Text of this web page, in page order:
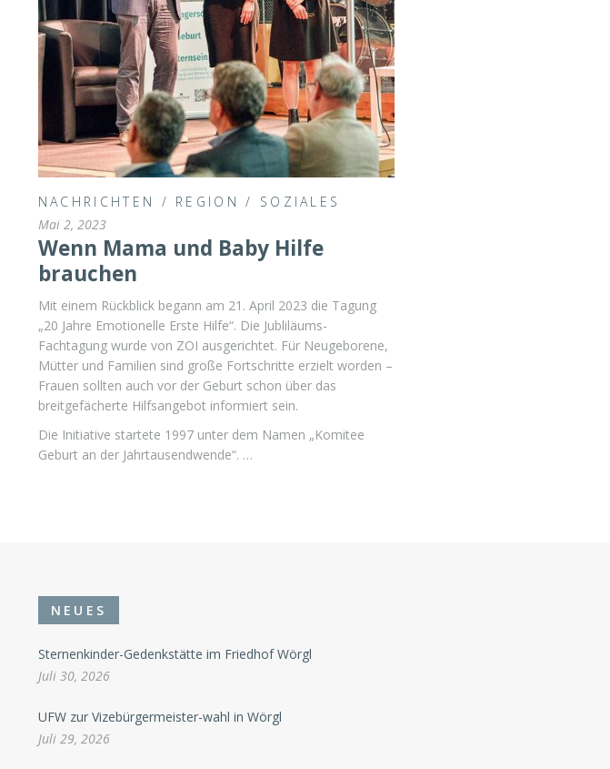
NACHRICHTEN / REGION / SOZIALES
Mai 2, 2023
Wenn Mama und Baby Hilfe
brauchen
Mit einem Rückblick begann am 21. April 2023 die Tagung
„20 Jahre Emotionelle Erste Hilfe“. Die Jubliläums-
Fachtagung wurde von ZOI ausgerichtet. Für Neugeborene,
Mütter und Familien sind große Fortschritte erzielt worden –
Frauen sollten auch vor der Geburt schon über das
breitgefächerte Hilfsangebot informiert sein.
Die Initiative startete 1997 unter dem Namen „Komitee
Geburt an der Jahrtausendwende“. …
NEUES
Sternenkinder-Gedenkstätte im Friedhof Wörgl
Juli 30, 2026
UFW zur Vizebürgermeister-wahl in Wörgl
Juli 29, 2026